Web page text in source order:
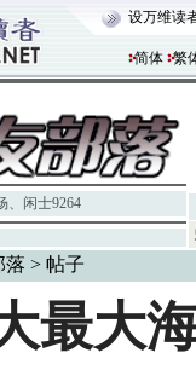
设万维读
简体 繁
、 闲士9264
落 > 帖子
最大